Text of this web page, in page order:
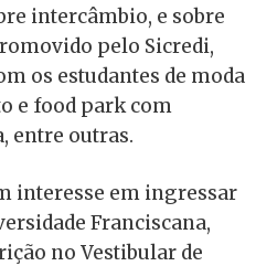
intercâmbio, e sobre
pelo Sicredi,
os estudantes de moda
e food park com
entre outras.
interesse em ingressar
Franciscana,
no Vestibular de